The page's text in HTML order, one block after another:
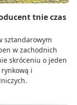
tnie czas
sztandarowym
w zachodnich
skróceniu o jeden
i